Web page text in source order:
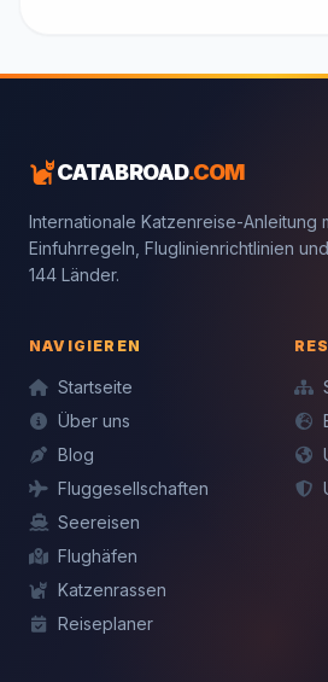
CATABROAD.COM
Internationale Katzenreise-Anleitung
Einfuhrregeln, Fluglinienrichtlinien
144 Länder.
NAVIGIEREN
Startseite
Über uns
Blog
Fluggesellschaften
Seereisen
Flughäfen
Katzenrassen
Reiseplaner